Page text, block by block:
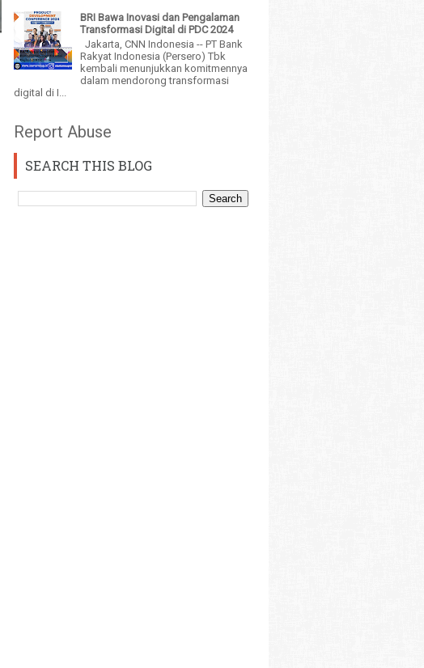
BRI Bawa Inovasi dan Pengalaman
Transformasi Digital di PDC 2024
Jakarta, CNN Indonesia -- PT Bank
Rakyat Indonesia (Persero) Tbk
kembali menunjukkan komitmennya
dalam mendorong transformasi
digital di I...
Report Abuse
SEARCH THIS BLOG